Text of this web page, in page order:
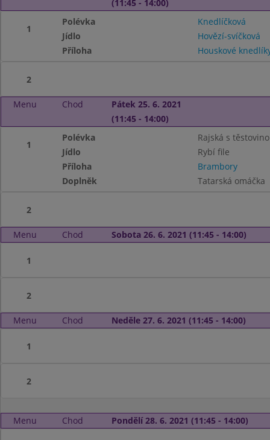
(11:45 - 14:00)
1
Polévka
Knedlíčková
Jídlo
Hovězí-svíčková
Příloha
Houskové
2
Menu Chod
Pátek 25. 6. 2021
(11:45 - 14:00)
1
Polévka
Rajská s
Jídlo
Rybí file
Příloha
Brambory
Doplněk
Tatarská omáčka
2
Menu Chod Sobota 26. 6. 2021 (11:45 - 14:00)
1
2
Menu Chod Neděle 27. 6. 2021 (11:45 - 14:00)
1
2
Menu Chod Pondělí 28. 6. 2021 (11:45 - 14:00)